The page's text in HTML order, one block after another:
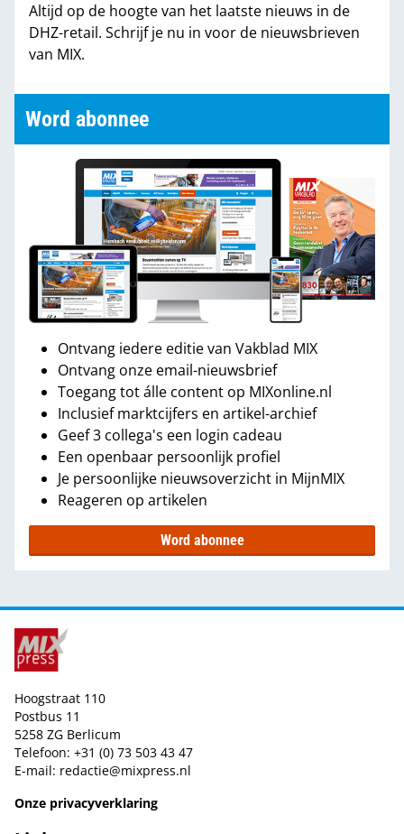
Altijd op de hoogte van het laatste nieuws in de
DHZ-retail. Schrijf je nu in voor de nieuwsbrieven
van MIX.
Word abonnee
Ontvang iedere editie van Vakblad MIX
Ontvang onze email-nieuwsbrief
Toegang tot álle content op MIXonline.nl
Inclusief marktcijfers en artikel-archief
Geef 3 collega's een login cadeau
Een openbaar persoonlijk profiel
Je persoonlijke nieuwsoverzicht in MijnMIX
Reageren op artikelen
Word abonnee
Hoogstraat 110
Postbus 11
5258 ZG Berlicum
Telefoon: +31 (0) 73 503 43 47
E-mail: redactie@mixpress.nl
Onze privacyverklaring